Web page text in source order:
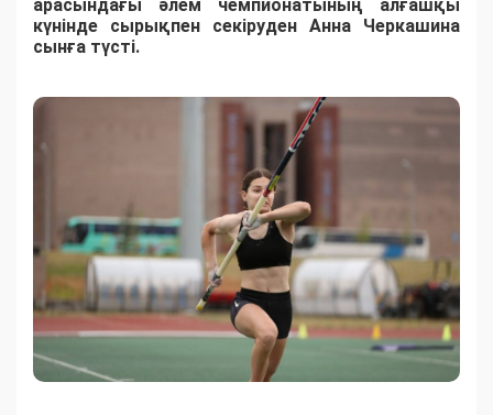
арасындағы әлем чемпионатының алғашқы
күнінде сырықпен секіруден Анна Черкашина
сынға түсті.